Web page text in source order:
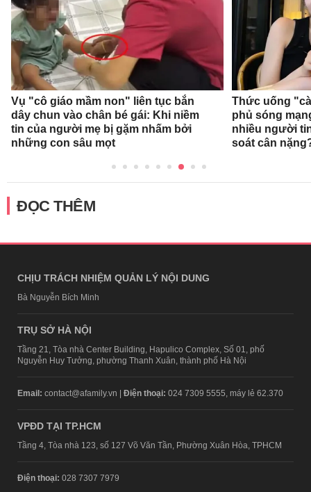
Vụ "cô giáo mầm non" liên tục bắn
dây chun vào chân bé gái: Khi niềm
tin của người mẹ bị gặm nhấm bởi
những con sâu mọt
Thức uống
phủ sóng
nhiều người
soát cân
ĐỌC THÊM
CHỊU TRÁCH NHIỆM QUẢN LÝ NỘI DUNG
Bà Nguyễn Bích Minh
TRỤ SỞ HÀ NỘI
Tầng 21, Tòa nhà Center Building, Hapulico Complex, Số 01, phố
Nguyễn Huy Tưởng, phường Thanh Xuân, thành phố Hà Nội
Email: contact@afamily.vn | Điện thoại: 024 7309 5555, máy lẻ 62.370
VPĐD TẠI TP.HCM
Tầng 4, Tòa nhà 123, số 127 Võ Văn Tần, Phường Xuân Hòa, TPHCM
Điện thoại: 028 7307 7979